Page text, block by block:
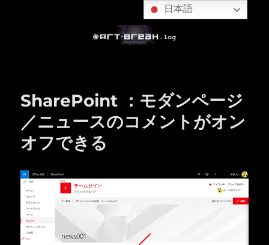
SharePoint ：モダンページ
／ニュースのコメントがオン
オフできる
日本語